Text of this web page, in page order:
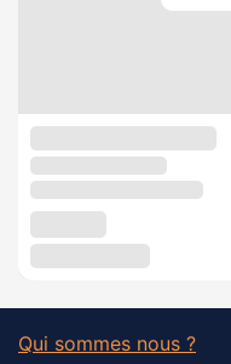
Qui sommes nous ?